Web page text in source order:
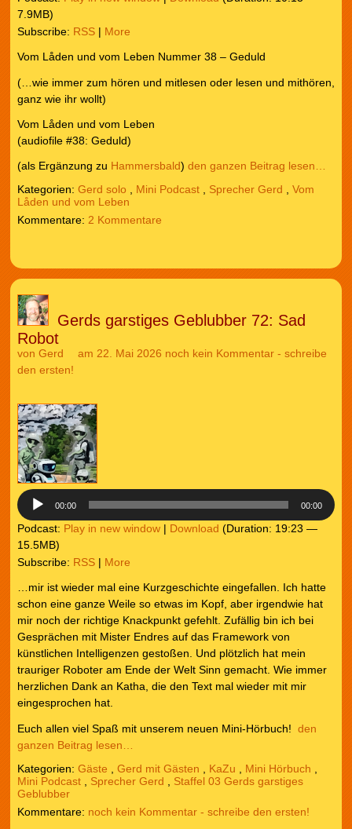
7.9MB)
Subscribe: RSS| More
Vom Låden und vom Leben Nummer 38 – Geduld
(…wie immer zum hören und mitlesen oder lesen und mithören,
ganz wie ihr wollt)
Vom Låden und vom Leben
(audiofile #38: Geduld)
(als Ergänzung zu Hammersbald) den ganzen Beitrag lesen…
Kategorien: Gerd solo Mini Podcast, Sprecher Gerd
Vom
Låden und vom Leben
2 Kommentare
Gerds garstiges Geblubber 72: Sad
Robot
von Gerd am 22. Mai 2026 noch kein Kommentar - schreibe
den ersten!
00:00 00:00
Podcast: Play in new window| Download (Duration: 19:23 —
15.5MB)
Subscribe: RSS| More
…mir ist wieder mal eine Kurzgeschichte eingefallen. Ich hatte
schon eine ganze Weile so etwas im Kopf, aber irgendwie hat
mir noch der richtige Knackpunkt gefehlt. Zufällig bin ich bei
Gesprächen mit Mister Endres auf das Framework von
künstlichen Intelligenzen gestoßen. Und plötzlich hat mein
trauriger Roboter am Ende der Welt Sinn gemacht. Wie immer
herzlichen Dank an Katha, die den Text mal wieder mit mir
eingesprochen hat.
Euch allen viel Spaß mit unserem neuen Mini-Hörbuch! den
ganzen Beitrag lesen…
Kategorien: Gäste Gerd mit Gästen KaZu Mini Hörbuch
Mini Podcast, Sprecher Gerd
Staffel 03 Gerds garstiges
Geblubber
noch kein Kommentar - schreibe den ersten!